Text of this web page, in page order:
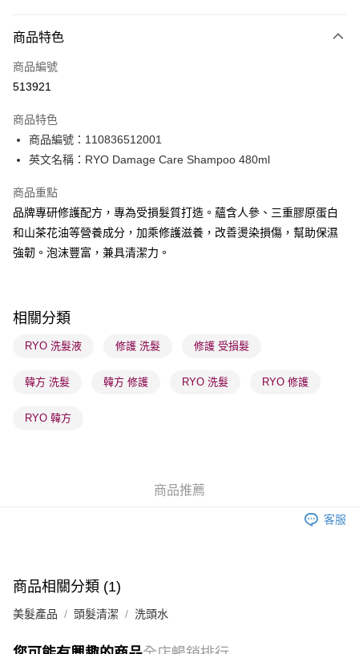
信用卡
Apple Pay
PayMe
WeChat Pay
BoC Pay
送貨方式
順豐自助櫃 - 確認發貨後1-3個工作天送達
順豐站及營業點 - 確認發貨後1-3個工作天送達
物流公司進行物流配送
澳門地區配送 - 確認發貨後1-4個工作天送達
商品特色
商品編號
513921
商品特色
商品編號：110836512001
英文名稱：RYO Damage Care Shampoo 480ml
商品重點
品牌專研修護配方，專為受損髮質打造。蘊含人參、三重膠原蛋白
和山茶花油等營養成分，加乘修護滋養，改善燙染損傷，幫助保濕
強韌。泡沫豐富，兼具清潔力。
相關分類
RYO 洗髮液 修護 洗髮 修護 受損髮
韓方 洗髮 韓方 修護 RYO 洗髮 RYO 修護
RYO 韓方
商品推薦
客服
商品相關分類 (1)
美髮產品 頭髮清潔 洗頭水